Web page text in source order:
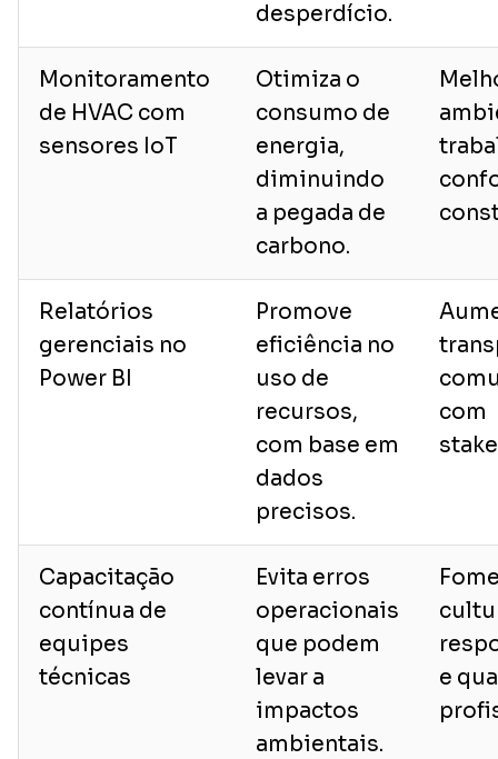
desperdício.
Monitoramento
de HVAC com
sensores IoT
Otimiza o
consumo de
energia,
diminuindo
a pegada de
carbono.
Relatórios
gerenciais no
Power BI
Promove
eficiência no
uso de
recursos,
com base em
dados
precisos.
com
Capacitação
contínua de
equipes
técnicas
Evita erros
operacionais
que podem
levar a
impactos
ambientais.
e